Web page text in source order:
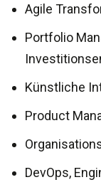
Agile
Portfolio
Künstliche
Product
DevOps,